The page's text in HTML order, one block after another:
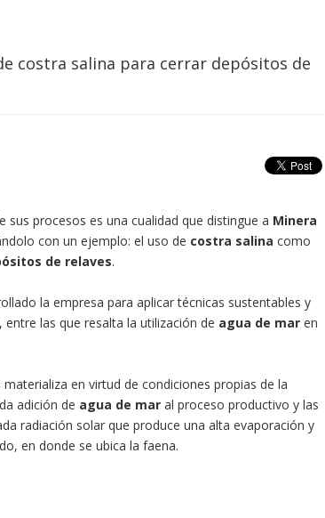
costra salina para cerrar depósitos de
procesos es una cualidad que distingue a Minera
con un ejemplo: el uso de costra salina como
de relaves.
la empresa para aplicar técnicas sustentables y
las que resalta la utilización de agua de mar en
en virtud de condiciones propias de la
adición de agua de mar al proceso productivo y las
radiación solar que produce una alta evaporación y
en donde se ubica la faena.